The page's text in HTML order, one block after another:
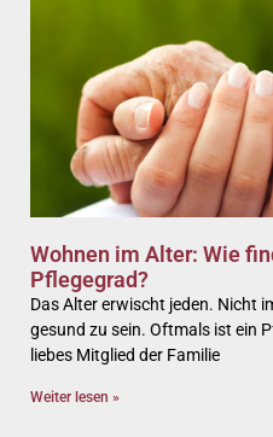
Wohnen im Alter: Wie
Pflegegrad?
Das Alter erwischt jeden. Nicht
gesund zu sein. Oftmals ist ein
liebes Mitglied der Familie
Weiter lesen »